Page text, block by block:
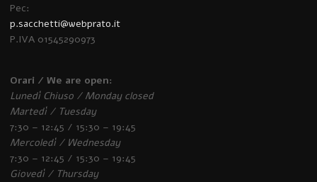
Pec:
p.sacchetti@webprato.it
P.IVA 01545290973
Orari / We are open:
Lunedì Chiuso / Monday closed
Martedì / Tuesday
7:30 – 12:45 / 15:30 – 19:45
Mercoledì / Wednesday
7:30 – 12:45 / 15:30 – 19:45
Giovedì / Thursday